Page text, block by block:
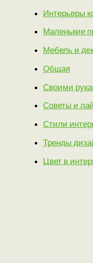
Интерьеры
Маленькие
Мебель и
Общая
Своими
Советы и
Стили
Тренды
Цвет в